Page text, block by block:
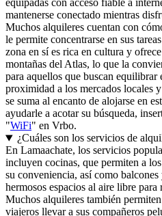
equipadas con acceso fiable a
mantenerse conectado mientras
Muchos alquileres cuentan con
le permite concentrarse en sus
zona en sí es rica en cultura y
montañas del Atlas, lo que la
para aquellos que buscan
proximidad a los mercados locales
se suma al encanto de alojarse en
ayudarle a acotar su búsqueda,
"WiFi" en Vrbo.
¿Cuáles son los servicios de
En Lamaachate, los servicios
incluyen cocinas, que permiten a
su conveniencia, así como
hermosos espacios al aire libre
Muchos alquileres también
viajeros llevar a sus compañeros